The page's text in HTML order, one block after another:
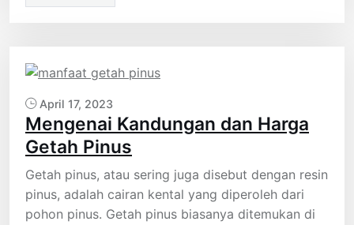
April 17, 2023
Mengenai Kandungan dan Harga
Getah Pinus
Getah pinus, atau sering juga disebut dengan resin
pinus, adalah cairan kental yang diperoleh dari
pohon pinus. Getah pinus biasanya ditemukan di